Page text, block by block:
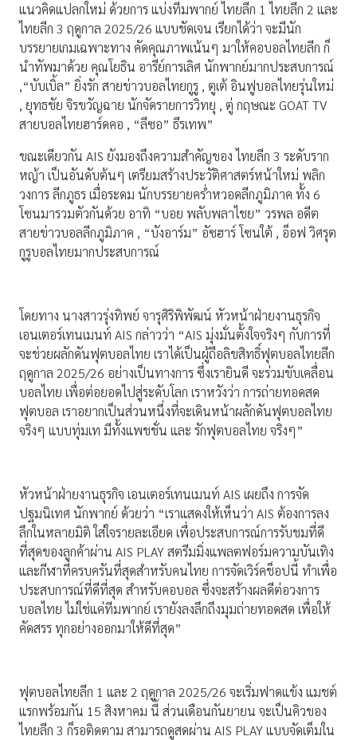
แนวคิดแปลกใหม่ ด้วยการ แบ่งทีมพากย์ ไทยลีก 1 ไทยลีก 2 และ
ไทยลีก 3 ฤดูกาล 2025/26 แบบชัดเจน เรียกได้ว่า จะมีนัก
บรรยายเกมเฉพาะทาง คัดคุณภาพเน้นๆ มาให้คอบอลไทยลีก ก็
นำทัพมาด้วย คุณโยธิน อารีย์การเลิศ นักพากย์มากประสบการณ์
,“บับเบิ้ล” ยิ่งรัก สายข่าวบอลไทยกูรู , ตูเต้ อินฟูบอลไทยรุ่นใหม่
, ยุทธชัย จิรขวัญฉาย นักจัดรายการวิทยุ , ตู่ กฤษณะ GOAT TV
สายบอลไทยฮาร์ดคอ , “ลีซอ” ธีรเทพ”
ขณะเดียวกัน AIS ยังมองถึงความสำคัญของ ไทยลีก 3 ระดับราก
หญ้า เป็นอันดับต้นๆ เตรียมสร้างประวัติศาสตร์หน้าใหม่ พลิก
วงการ ลีกภูธร เมื่อระดม นักบรรยายคร่ำหวอดลีกภูมิภาค ทั้ง 6
โซนมารวมตัวกันด้วย อาทิ “บอย พลับพลาไชย” วรพล อดีต
สายข่าวบอลลีกภูมิภาค , “บังอาร์ม” อัซฮาร์ โซนใต้ , อ็อฟ วิศรุต
กูรูบอลไทยมากประสบการณ์
โดยทาง นางสาวรุ่งทิพย์ จารุศิริพิพัฒน์ หัวหน้าฝ่ายงานธุรกิจ
เอนเตอร์เทนเมนท์ AIS กล่าวว่า “AIS มุ่งมั่นตั้งใจจริงๆ กับการที่
จะช่วยผลักดันฟุตบอลไทย เราได้เป็นผู้ถือลิขสิทธิ์ฟุตบอลไทยลีก
ฤดูกาล 2025/26 อย่างเป็นทางการ ซึ่งเรายินดี จะร่วมขับเคลื่อน
บอลไทย เพื่อต่อยอดไปสู่ระดับโลก เราหวังว่า การถ่ายทอดสด
ฟุตบอล เราอยากเป็นส่วนหนึ่งที่จะเดินหน้าผลักดันฟุตบอลไทย
จริงๆ แบบทุ่มเท มีทั้งแพชชั่น และ รักฟุตบอลไทย จริงๆ”
หัวหน้าฝ่ายงานธุรกิจ เอนเตอร์เทนเมนท์ AIS เผยถึง การจัด
ปฐมนิเทศ นักพากย์ ด้วยว่า “เราแสดงให้เห็นว่า AIS ต้องการลง
ลึกในหลายมิติ ใส่ใจรายละเอียด เพื่อประสบการณ์การรับชมที่ดี
ที่สุดของลูกค้าผ่าน AIS PLAY สตรีมมิ่งแพลตฟอร์มความบันเทิง
และกีฬาที่ครบครันที่สุดสำหรับคนไทย การจัดเวิร์คช็อปนี้ ทำเพื่อ
ประสบการณ์ที่ดีที่สุด สำหรับคอบอล ซึ่งจะสร้างผลดีต่อวงการ
บอลไทย ไม่ใช่แค่ทีมพากย์ เรายังลงลึกถึงมุมถ่ายทอดสด เพื่อให้
คัดสรร ทุกอย่างออกมาให้ดีที่สุด”
ฟุตบอลไทยลีก 1 และ 2 ฤดูกาล 2025/26 จะเริ่มฟาดแข้ง แมชต์
แรกพร้อมกัน 15 สิงหาคม นี้ ส่วนเดือนกันยายน จะเป็นคิวของ
ไทยลีก 3 ก็รอติดตาม สามารถดูสดผ่าน AIS PLAY แบบจัดเต็มใน